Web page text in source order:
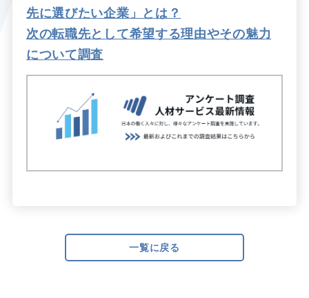
先に選びたい企業」とは？
次の転職先として希望する理由やその魅力
について調査
一覧に戻る